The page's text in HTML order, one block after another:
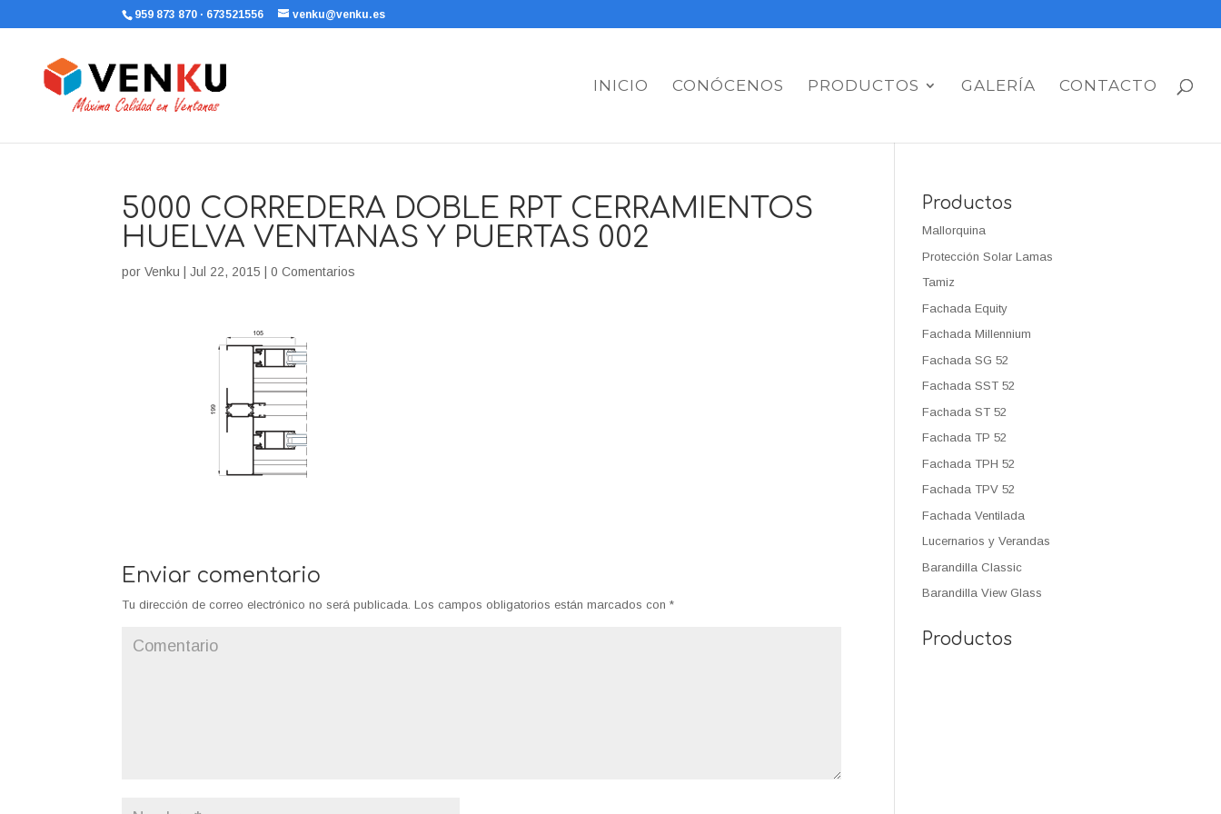
959 873 870 · 673521556 venku@venku.es
INICIO CONÓCENOS PRODUCTOS GALERÍA CONTACTO
5000 CORREDERA DOBLE RPT CERRAMIENTOS
HUELVA VENTANAS Y PUERTAS 002
porVenku |Jul 22, 2015 |0 Comentarios
Enviar comentario
Tu dirección de correo electrónico no será publicada. Los campos obligatorios están marcados con*
Productos
Mallorquina
Protección Solar Lamas
Tamiz
Fachada Equity
Fachada Millennium
Fachada SG 52
Fachada SST 52
Fachada ST 52
Fachada TP 52
Fachada TPH 52
Fachada TPV 52
Fachada Ventilada
Lucernarios y Verandas
Barandilla Classic
Barandilla View Glass
Productos